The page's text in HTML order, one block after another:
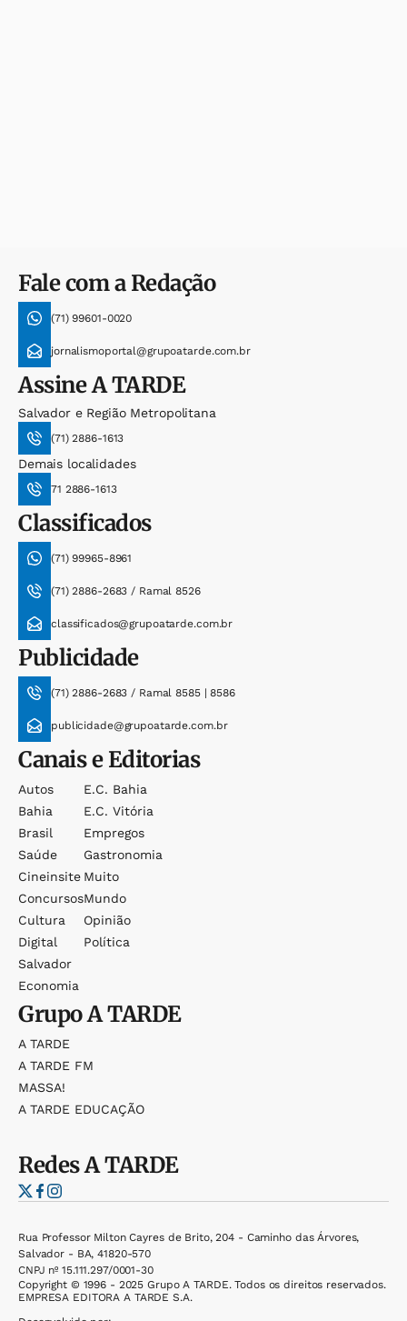
Fale com a Redação
(71) 99601-0020
jornalismoportal@grupoatarde.com.br
AssineA TARDE
Salvador e Região Metropolitana
(71) 2886-1613
Demais localidades
71 2886-1613
Classificados
(71) 99965-8961
(71) 2886-2683 / Ramal 8526
classificados@grupoatarde.com.br
Publicidade
(71) 2886-2683 / Ramal 8585 | 8586
publicidade@grupoatarde.com.br
Canais e Editorias
Autos
Bahia
Brasil
Saúde
Cineinsite
Concursos
Cultura
Digital
Salvador
Economia
E.c. Bahia
E.c. Vitória
Empregos
Gastronomia
Muito
Mundo
Opinião
Política
GrupoA TARDE
A TARDE
A TARDE FM
MASSA!
A TARDE EDUCAÇÃO
RedesA TARDE
Rua Professor Milton Cayres de Brito, 204 - Caminho das Árvores,
Salvador - BA, 41820-570
CNPJ nº 15.111.297/0001-30
Copyright © 1996 - 2025 Grupo A TARDE. Todos os direitos reservados.
EMPRESA EDITORA A TARDE S.A.